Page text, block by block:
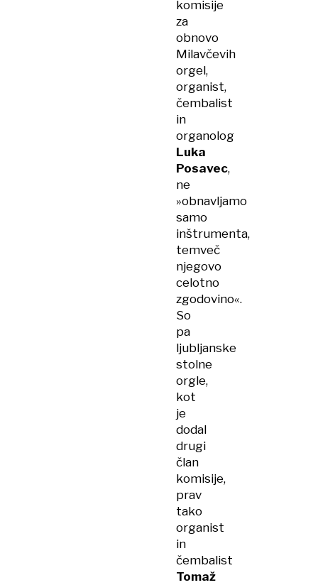
komisije
za
obnovo
Milavčevih
orgel,
organist,
čembalist
in
organolog
Luka
Posavec,
ne
»obnavljamo
samo
inštrumenta,
temveč
njegovo
celotno
zgodovino«.
So
pa
ljubljanske
stolne
orgle,
kot
je
dodal
drugi
član
komisije,
prav
tako
organist
in
čembalist
Tomaž